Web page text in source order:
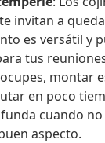
invitan a
es versátil y
tus
montar
en poco
cuando
aspecto.